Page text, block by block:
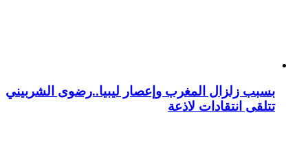
بسبب زلزال المغرب وإعصار ليبيا..رضوى الشربيني
تتلقى انتقادات لاذعة